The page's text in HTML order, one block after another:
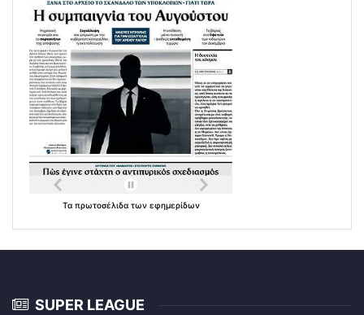
Τα πρωτοσέλιδα των εφημερίδων
SUPER LEAGUE